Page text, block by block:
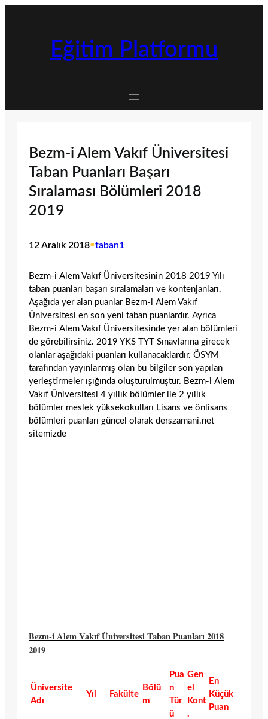
Eğitim Platformu
Bezm-i Alem Vakıf Üniversitesi
Taban Puanları Başarı
Sıralaması Bölümleri 2018
2019
12 Aralık 2018•taban1
Bezm-i Alem Vakıf Üniversitesinin 2018 2019 Yılı
taban puanları başarı sıralamaları ve kontenjanları.
Aşağıda yer alan puanlar Bezm-i Alem Vakıf
Üniversitesi en son yeni taban puanlardır. Ayrıca
Bezm-i Alem Vakıf Üniversitesinde yer alan bölümleri
de görebilirsiniz. 2019 YKS TYT Sınavlarına girecek
olanlar aşağıdaki puanları kullanacaklardır. ÖSYM
tarafından yayınlanmış olan bu bilgiler son yapılan
yerleştirmeler ışığında oluşturulmuştur. Bezm-i Alem
Vakıf Üniversitesi 4 yıllık bölümler ile 2 yıllık
bölümler meslek yüksekokulları Lisans ve önlisans
bölümleri puanları güncel olarak derszamani.net
sitemizde
Bezm-i Alem Vakıf Üniversitesi Taban Puanları 2018
2019
Üniversite
Adı
Yıl Fakülte
Bölü
m
Pua
n
Tür
ü
Gen
el
Kont
.
En
Küçük
Puan